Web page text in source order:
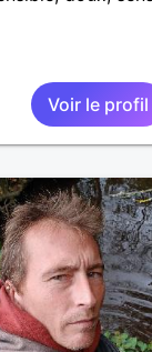
Voir le profil